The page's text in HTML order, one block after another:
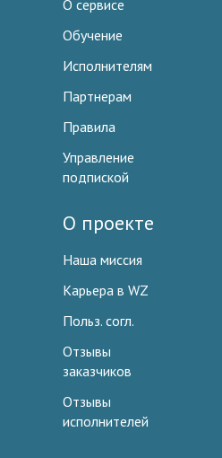
О сервисе
Обучение
Исполнителям
Партнерам
Правила
Управление
подпиской
О проекте
Наша миссия
Карьера в WZ
Польз. согл.
Отзывы
заказчиков
Отзывы
исполнителей